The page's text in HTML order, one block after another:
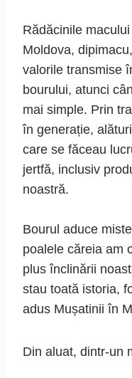
Rădăcinile
Moldova,
valorile transmise
bourului, atunci
mai simple. Prin
în generație,
care se făceau
jertfă, inclusiv
noastră.
Bourul aduce
poalele căreia am
plus înclinării
stau toată istoria,
adus Mușatinii în
Din aluat, dintr-un